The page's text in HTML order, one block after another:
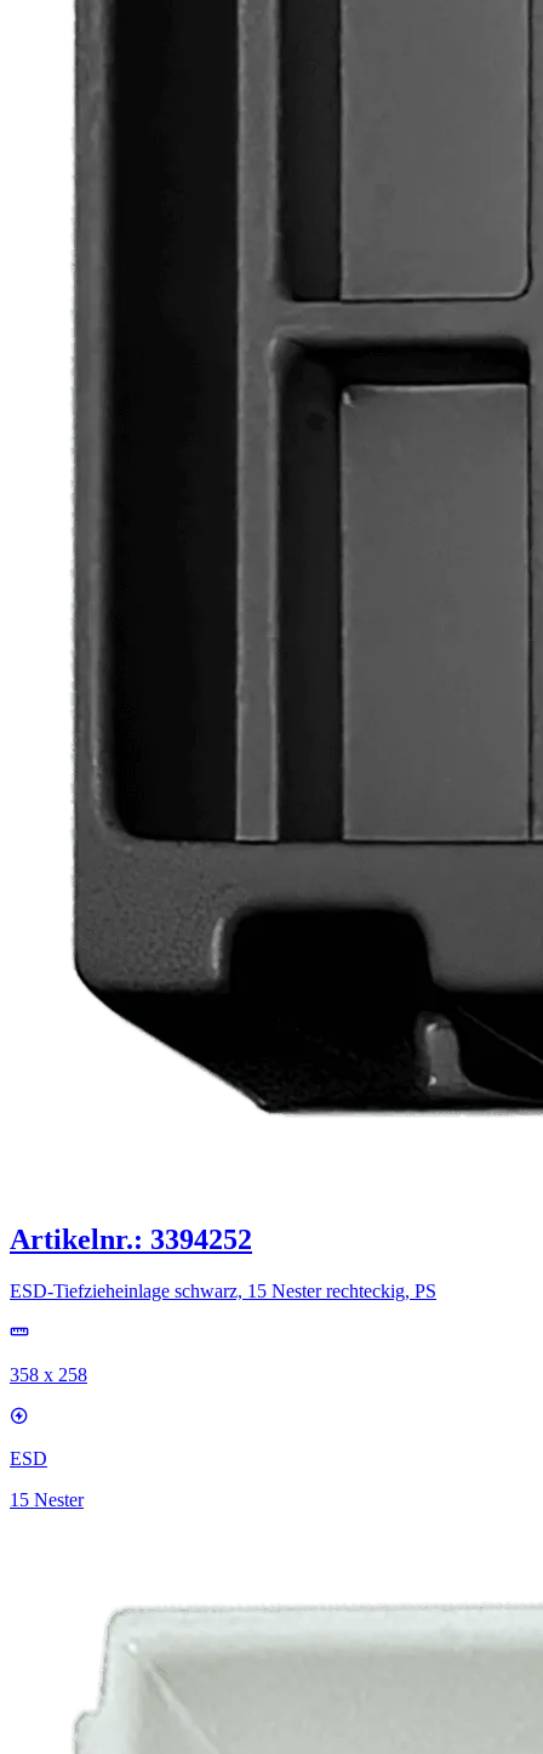
Artikelnr.: 3394252
ESD-Tiefzieheinlage schwarz, 15 Nester rechteckig, PS
358 x 258
ESD
15 Nester